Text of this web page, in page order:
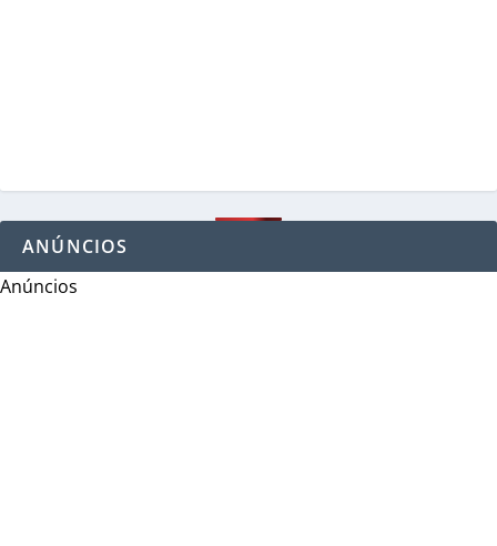
ANÚNCIOS
Anúncios